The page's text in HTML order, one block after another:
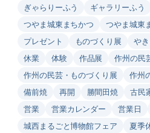
ぎゃらりーふう
ギャラリーふう
つやま城東まちかつ
つやま城東
プレゼント
ものづくり展 や
休業
体験 作品展
作州の民
作州の民芸・ものづくり展
作州
備前焼
再開 勝間田焼 古民
営業
営業カレンダー 営業日
城西まるごと博物館フェア
夏季